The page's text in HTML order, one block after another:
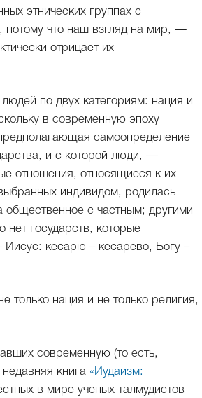
этнических группах с
потому что наш взгляд на мир, —
отрицает их
по двух категориям: нация и
в современную эпоху
самоопределение
и с которой люди, —
отношения, относящиеся к их
индивидом, родилась
общественное с частным; другими
государств, которые
кесарю – кесарево, Богу –
только нация и не только религия,
современную (то есть,
книга «Иудаизм:
в мире ученых-талмудистов